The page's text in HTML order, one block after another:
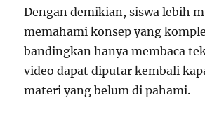
Dengan demikian, siswa lebih
memahami konsep yang
bandingkan hanya membaca
video dapat diputar kembali
materi yang belum di pahami.